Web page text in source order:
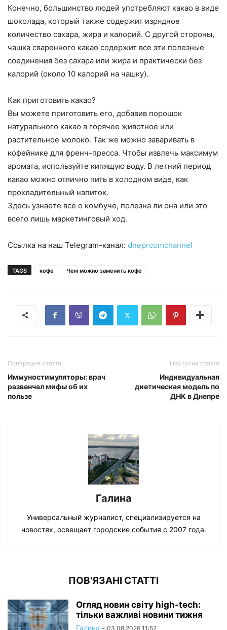
Конечно, большинство людей употребляют какао в виде
шоколада, который также содержит изрядное
количество сахара, жира и калорий. С другой стороны,
чашка сваренного какао содержит все эти полезные
соединения без сахара или жира и практически без
калорий (около 10 калорий на чашку).
Как приготовить какао?
Вы можете приготовить его, добавив порошок
натурального какао в горячее животное или
растительное молоко. Так же можно заваривать в
кофейнике для френч-пресса. Чтобы извлечь максимум
аромата, используйте кипящую воду. В летний период
какао можно отлично пить в холодном виде, как
прохладительный напиток.
Здесь узнаете все о комбуче, полезна ли она или это
всего лишь маркетинговый ход.
Ссылка на наш Telegram-канал: dneprcomchannel
TAGS кофе Чем можно заменить кофе
Попередня стаття
Иммуностимуляторы: врач
развенчал мифы об их
пользе
Наступна стаття
Индивидуальная
диетическая модель по
ДНК в Днепре
Галина
Универсальный журналист, специализируется на
новостях, освещает городские события с 2007 года.
ПОВ'ЯЗАНІ СТАТТІ
Огляд новин світу high-tech:
тільки важливі новини тижня
Галина - 03.08.2026 11:52